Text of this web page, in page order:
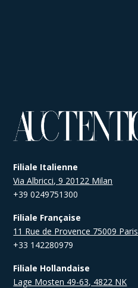
Filiale Italienne
Via Albricci, 9 20122 Milan
+39 0249751300
Filiale Française
11 Rue de Provence 75009 Paris
+33 142280979
Filiale Hollandaise
Lage Mosten 49-63, 4822 NK